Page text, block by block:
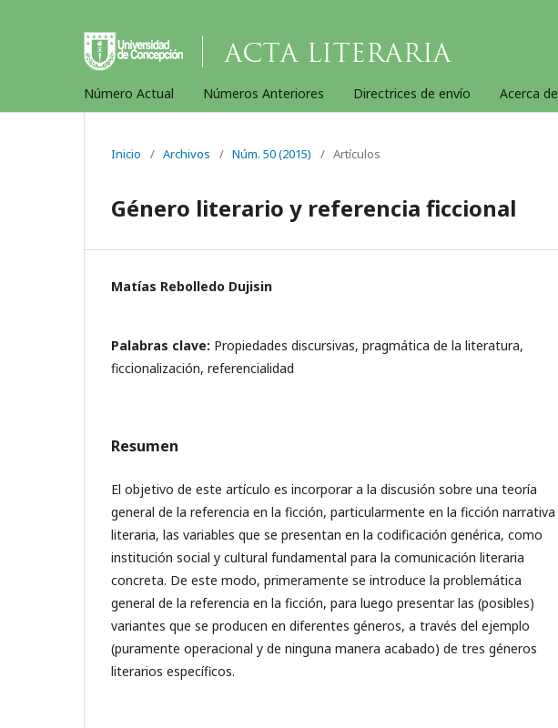
Número Actual Números Anteriores Directrices de envío Acerca de
Inicio / Archivos / Núm. 50 (2015) / Artículos
Género literario y referencia ficcional
Matías Rebolledo Dujisin
Palabras clave: Propiedades discursivas, pragmática de la literatura,
ficcionalización, referencialidad
Resumen
El objetivo de este artículo es incorporar a la discusión sobre una teoría
general de la referencia en la ficción, particularmente en la ficción narrativa
literaria, las variables que se presentan en la codificación genérica, como
institución social y cultural fundamental para la comunicación literaria
concreta. De este modo, primeramente se introduce la problemática
general de la referencia en la ficción, para luego presentar las (posibles)
variantes que se producen en diferentes géneros, a través del ejemplo
(puramente operacional y de ninguna manera acabado) de tres géneros
literarios específicos.